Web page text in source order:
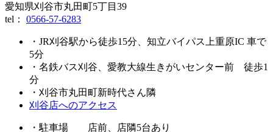
愛知県刈谷市丸田町5丁目39
tel： 0566-57-6283
・JR刈谷駅から徒歩15分、知立バイパス上重原IC 車で
5分
・名鉄バス刈谷、愛教大線生きがいセンター前 徒歩1
分
・刈谷市丸田町新時代さん隣
刈谷店へのアクセス
・駐車場 店前、店隣5台あり